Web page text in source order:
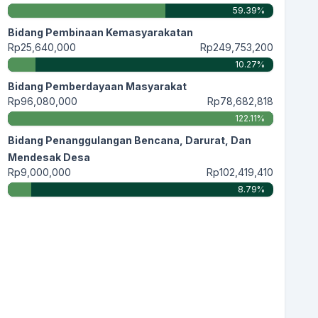
59.39%
Bidang Pembinaan Kemasyarakatan
Rp25,640,000
Rp249,753,200
10.27%
Bidang Pemberdayaan Masyarakat
Rp96,080,000
Rp78,682,818
122.11%
Bidang Penanggulangan Bencana, Darurat, Dan
Mendesak Desa
Rp9,000,000
Rp102,419,410
8.79%